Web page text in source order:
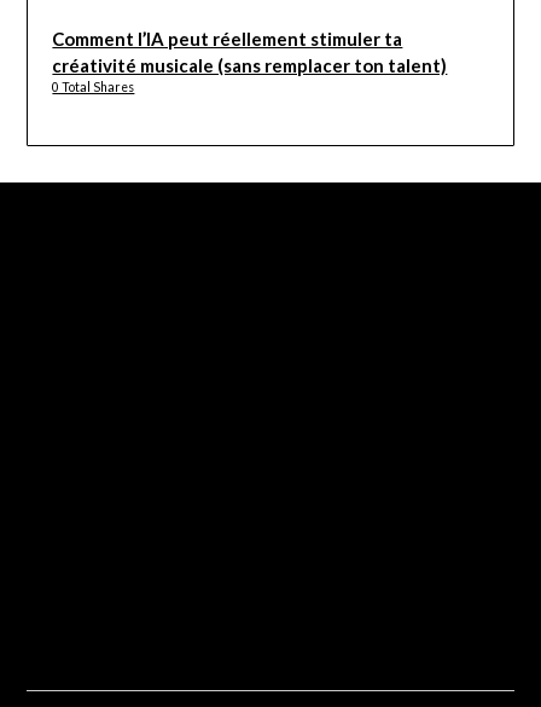
Comment l’IA peut réellement stimuler ta
créativité musicale (sans remplacer ton talent)
0 Total Shares